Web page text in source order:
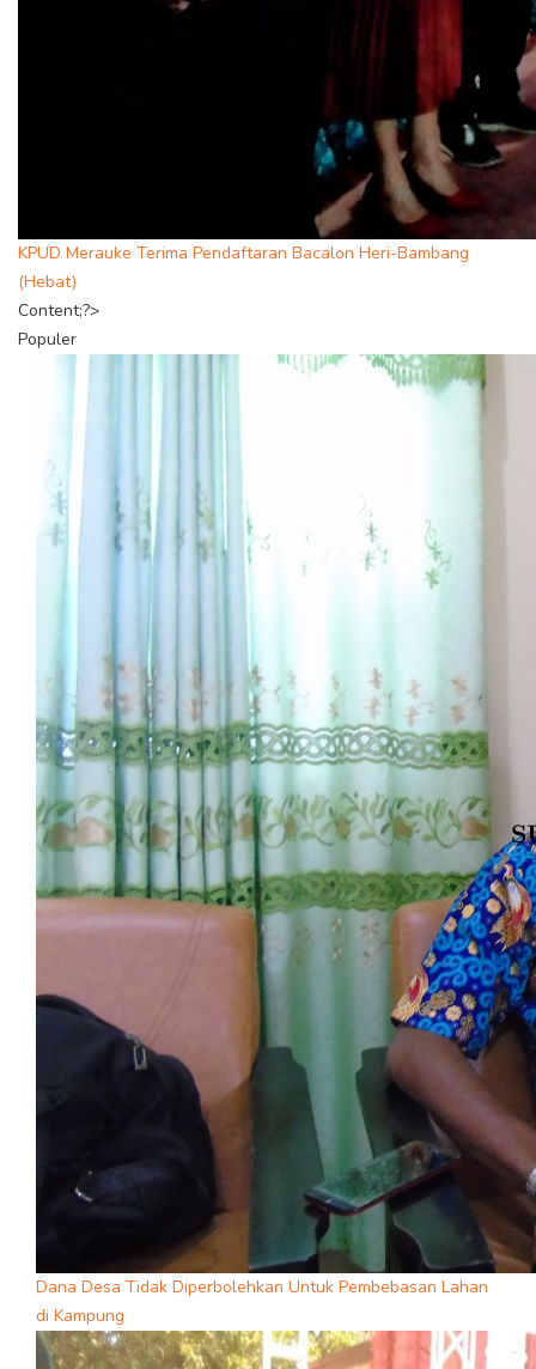
KPUD Merauke Terima Pendaftaran Bacalon Heri-Bambang
(Hebat)
Content;?>
Populer
Dana Desa Tidak Diperbolehkan Untuk Pembebasan Lahan
di Kampung